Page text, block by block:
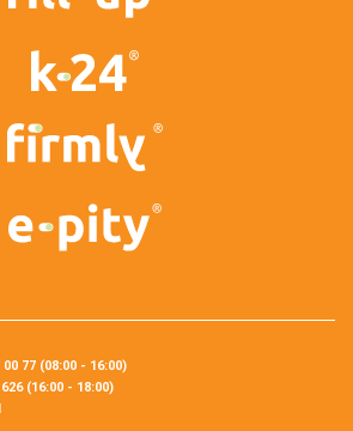
77 (08:00 - 16:00)
(16:00 - 18:00)